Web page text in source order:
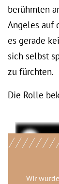
berühmten
Angeles auf
es gerade
sich selbst
zu fürchten.
Die Rolle
Wir